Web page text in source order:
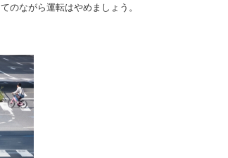
のながら運転はやめましょう。